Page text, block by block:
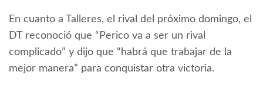
En cuanto a Talleres, el rival del próximo domingo, el
DT reconoció que “Perico va a ser un rival
complicado” y dijo que “habrá que trabajar de la
mejor manera” para conquistar otra victoria.